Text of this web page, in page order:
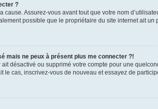
?
cause. Assurez-vous avant tout que votre nom
possible que le propriétaire du site internet ait un
mais ne peux à présent plus me connecter ?!
ait désactivé ou supprimé votre compte pour une
le cas, inscrivez-vous de nouveau et essayez de